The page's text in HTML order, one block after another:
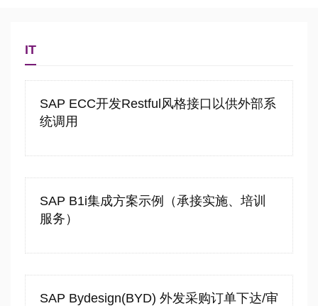
IT
SAP ECC开发Restful风格接口以供外部系
统调用
SAP B1i集成方案示例（承接实施、培训
服务）
SAP Bydesign(BYD) 外发采购订单下达/审